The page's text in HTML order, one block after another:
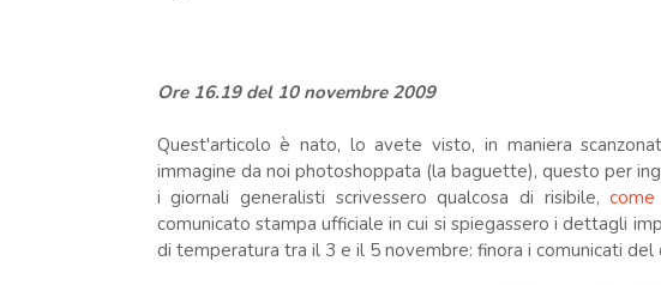
Ore 16.19 del 10 novembre 2009
Quest'articolo è nato, lo avete visto, in maniera
immagine da noi photoshoppata (la baguette), questo per
i giornali generalisti scrivessero qualcosa di risibile,
comunicato stampa ufficiale in cui si spiegassero i dettagli
di temperatura tra il 3 e il 5 novembre: finora i comunicati